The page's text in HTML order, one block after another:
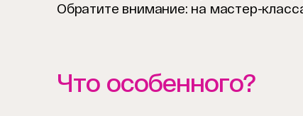
Обратите внимание: на мастер-
Что особенного?